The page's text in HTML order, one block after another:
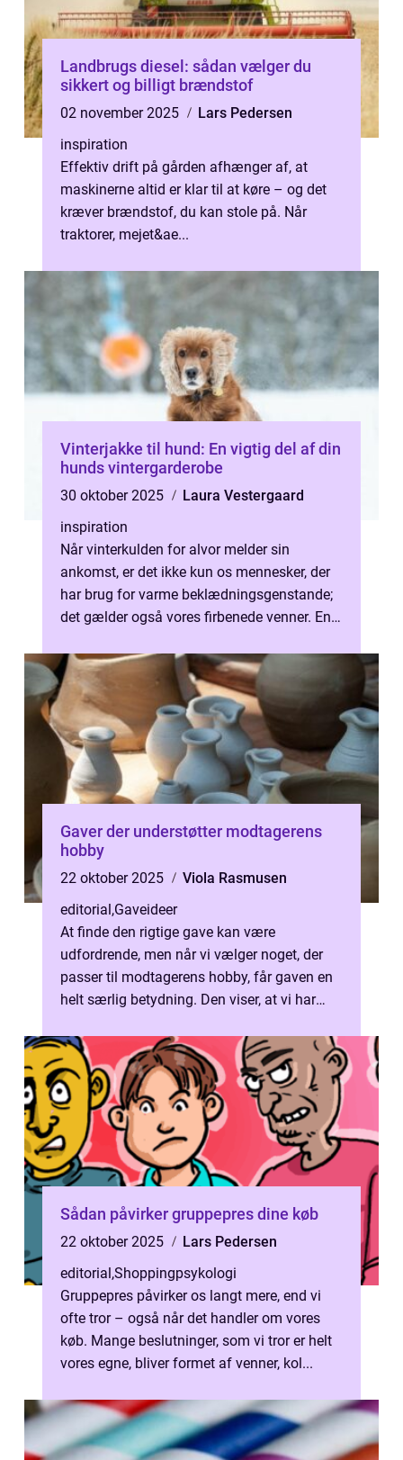
Landbrugs diesel: sådan vælger du
sikkert og billigt brændstof
02 november 2025
Lars Pedersen
inspiration
Effektiv drift på gården afhænger af, at
maskinerne altid er klar til at køre – og det
kræver brændstof, du kan stole på. Når
traktorer, mejet&ae...
Vinterjakke til hund: En vigtig del af din
hunds vintergarderobe
30 oktober 2025
Laura Vestergaard
inspiration
Når vinterkulden for alvor melder sin
ankomst, er det ikke kun os mennesker, der
har brug for varme beklædningsgenstande;
det gælder også vores firbenede venner. En
Gaver der understøtter modtagerens
hobby
22 oktober 2025
Viola Rasmusen
editorial,Gaveideer
At finde den rigtige gave kan være
udfordrende, men når vi vælger noget, der
passer til modtagerens hobby, får gaven en
helt særlig betydning. Den viser, at vi har
Sådan påvirker gruppepres dine køb
22 oktober 2025
Lars Pedersen
editorial,Shoppingpsykologi
Gruppepres påvirker os langt mere, end vi
ofte tror – også når det handler om vores
køb. Mange beslutninger, som vi tror er helt
vores egne, bliver formet af venner, kol...